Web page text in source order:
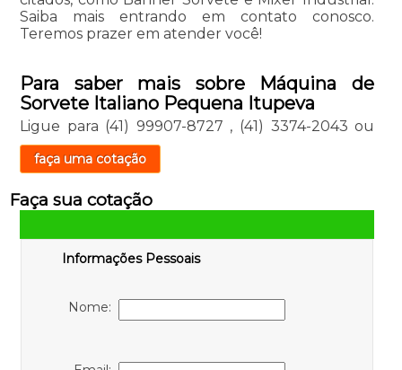
Saiba mais entrando em contato conosco.
Teremos prazer em atender você!
Para saber mais sobre Máquina de
Sorvete Italiano Pequena Itupeva
Ligue para (41) 99907-8727 , (41) 3374-2043 ou
faça uma cotação
Faça sua cotação
Informações Pessoais
Nome: